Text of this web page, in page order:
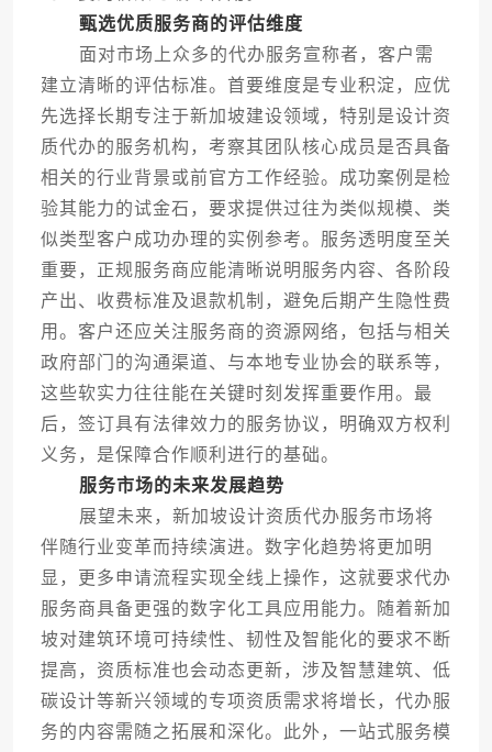
甄选优质服务商的评估维度
面对市场上众多的代办服务宣称者，客户需
建立清晰的评估标准。首要维度是专业积淀，应优
先选择长期专注于新加坡建设领域，特别是设计资
质代办的服务机构，考察其团队核心成员是否具备
相关的行业背景或前官方工作经验。成功案例是检
验其能力的试金石，要求提供过往为类似规模、类
似类型客户成功办理的实例参考。服务透明度至关
重要，正规服务商应能清晰说明服务内容、各阶段
产出、收费标准及退款机制，避免后期产生隐性费
用。客户还应关注服务商的资源网络，包括与相关
政府部门的沟通渠道、与本地专业协会的联系等，
这些软实力往往能在关键时刻发挥重要作用。最
后，签订具有法律效力的服务协议，明确双方权利
义务，是保障合作顺利进行的基础。
服务市场的未来发展趋势
展望未来，新加坡设计资质代办服务市场将
伴随行业变革而持续演进。数字化趋势将更加明
显，更多申请流程实现全线上操作，这就要求代办
服务商具备更强的数字化工具应用能力。随着新加
坡对建筑环境可持续性、韧性及智能化的要求不断
提高，资质标准也会动态更新，涉及智慧建筑、低
碳设计等新兴领域的专项资质需求将增长，代办服
务的内容需随之拓展和深化。此外，一站式服务模